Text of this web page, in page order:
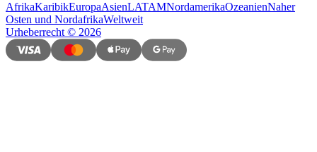
AfrikaKaribikEuropaAsienLATAMNordamerikaOzeanienNaher
Osten und NordafrikaWeltweit
Urheberrecht© 2026